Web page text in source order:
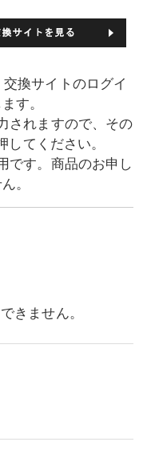
換サイトのログイ
す。
されますので、その
してください。
です。商品のお申し
。
きません。